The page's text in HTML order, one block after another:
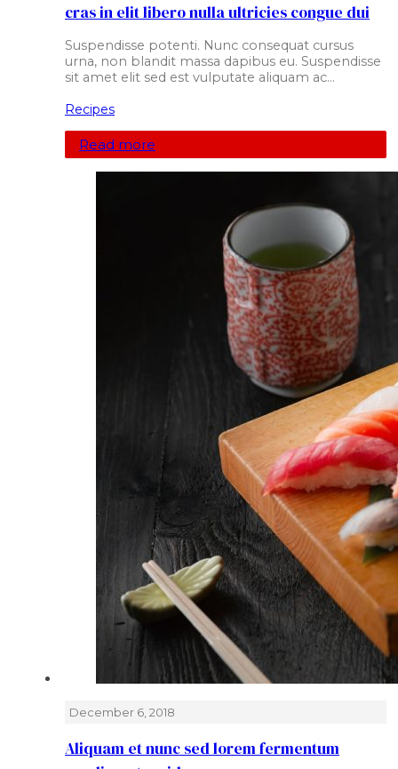
cras in elit libero nulla ultricies congue dui
Suspendisse potenti. Nunc consequat cursus
urna, non blandit massa dapibus eu. Suspendisse
sit amet elit sed est vulputate aliquam ac…
Recipes
Read more
December 6, 2018
Aliquam et nunc sed lorem fermentum